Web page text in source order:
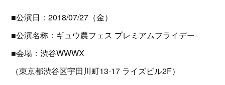
■公演日：2018/07/27（金）
■公演名称：ギュウ農フェス プレミアムフライデー
■会場：渋谷WWWX
（東京都渋谷区宇田川町13-17 ライズビル2F）